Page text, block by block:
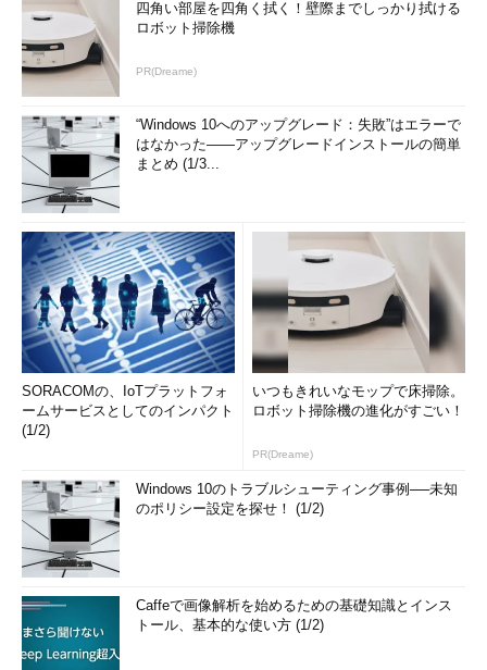
四角い部屋を四角く拭く！壁際までしっかり拭ける
ロボット掃除機
PR(Dreame)
“Windows 10へのアップグレード：失敗”はエラーで
はなかった――アップグレードインストールの簡単
まとめ (1/3...
SORACOMの、IoTプラットフォ
ームサービスとしてのインパクト
(1/2)
いつもきれいなモップで床掃除。
ロボット掃除機の進化がすごい！
PR(Dreame)
Windows 10のトラブルシューティング事例──未知
のポリシー設定を探せ！ (1/2)
Caffeで画像解析を始めるための基礎知識とインス
トール、基本的な使い方 (1/2)